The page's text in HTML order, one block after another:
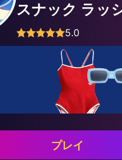
スナック ラッ
5.0
プレイ